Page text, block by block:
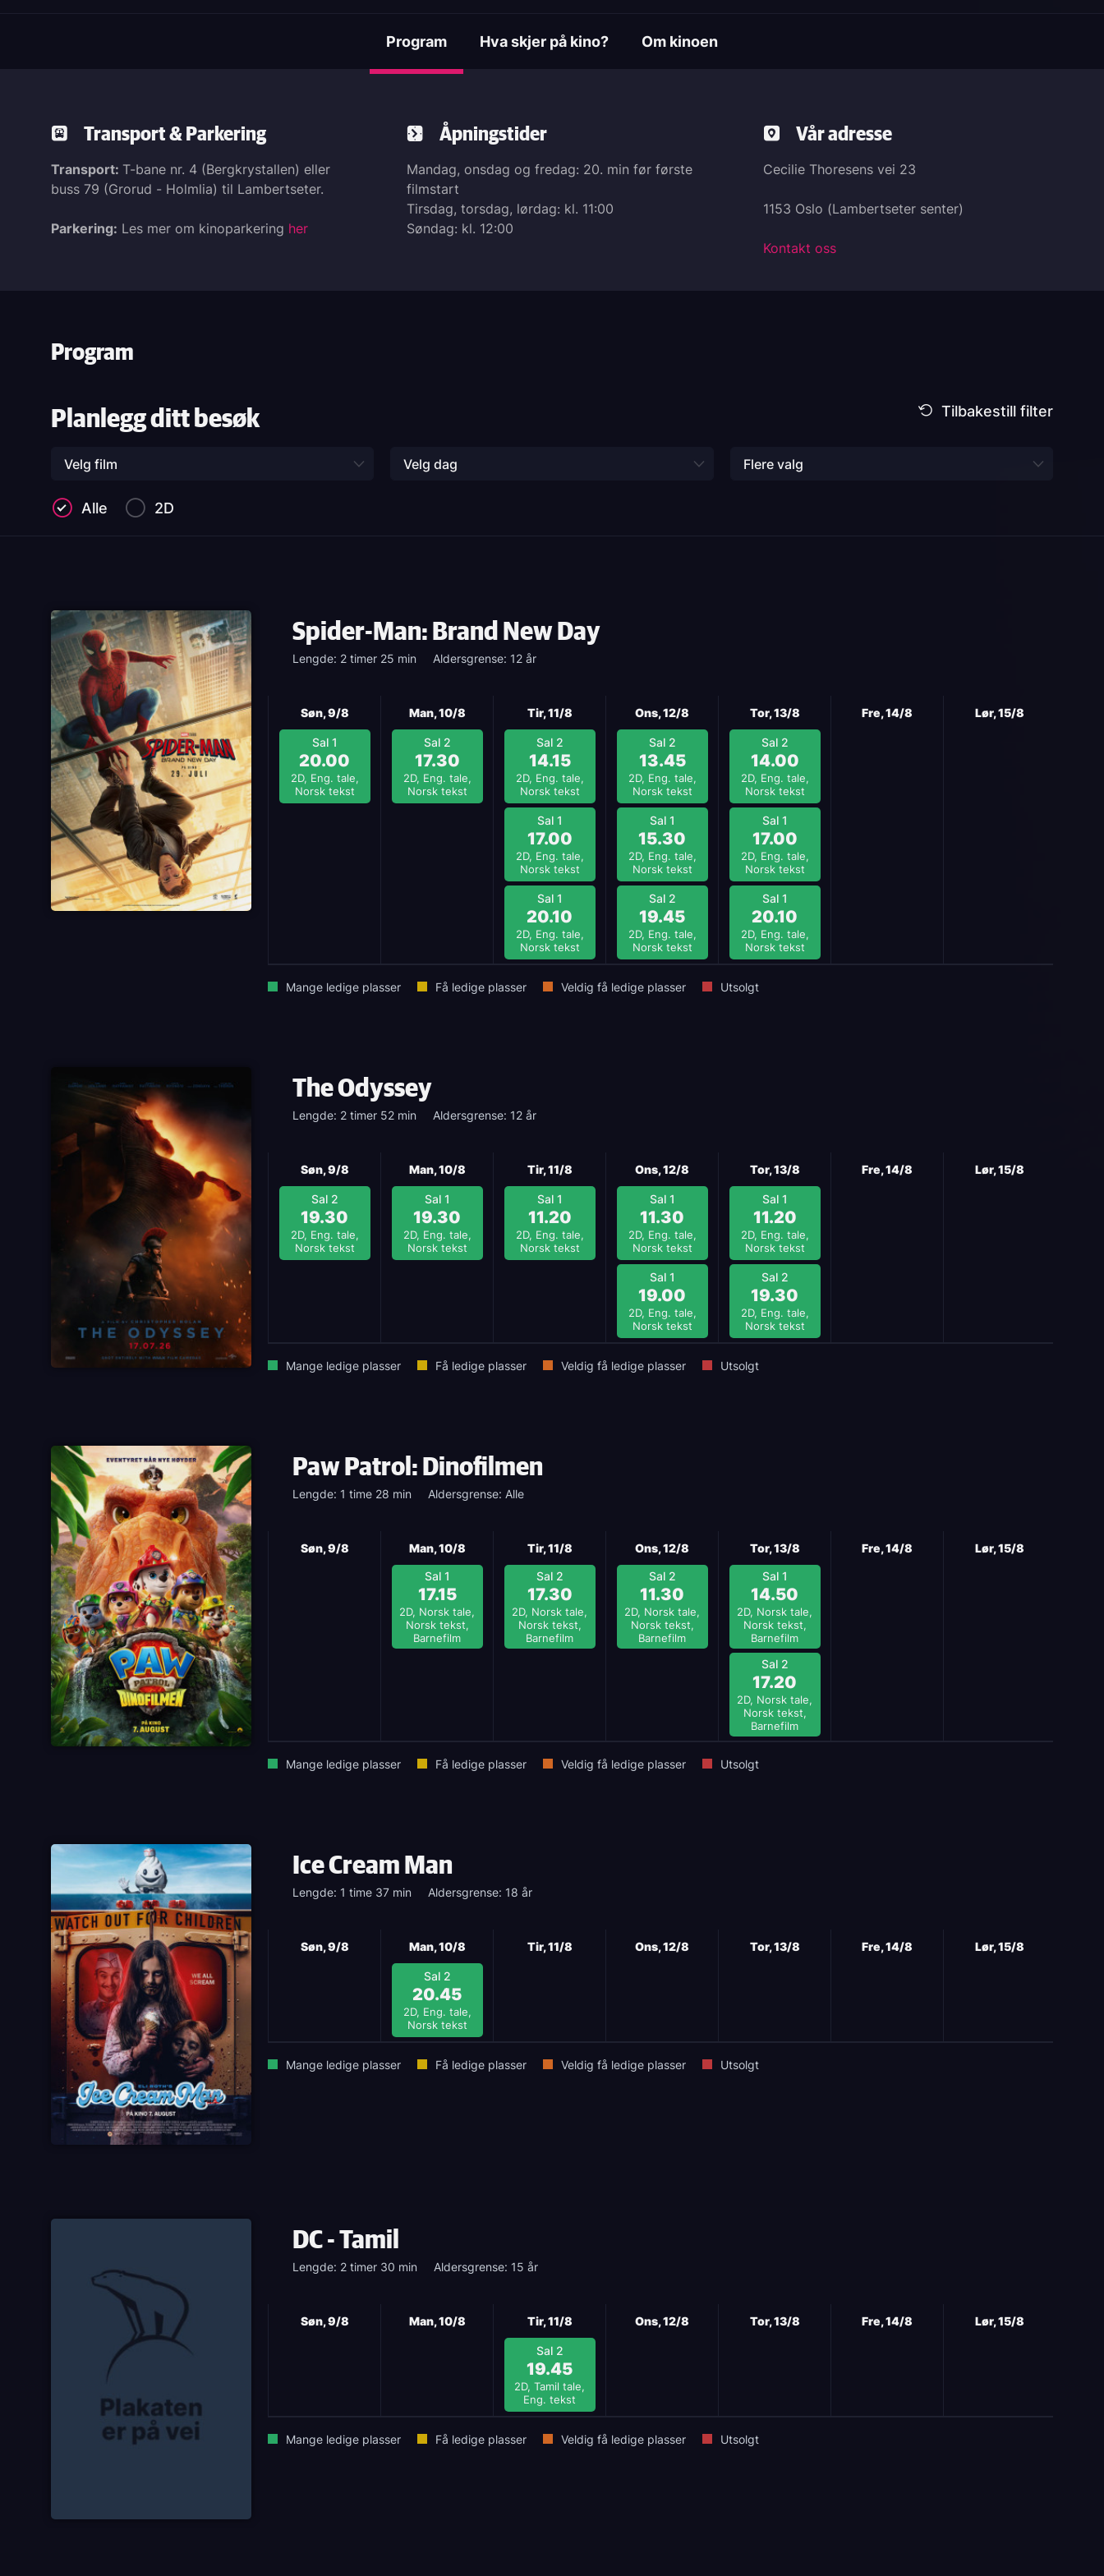
Program
Hva skjer på kino? Om kinoen
Transport & Parkering
Transport: T-bane nr. 4 (Bergkrystallen) eller
buss 79 (Grorud - Holmlia) til Lambertseter.
Parkering: Les mer om kinoparkering her
Åpningstider
Mandag, onsdag og fredag: 20. min før første
filmstart
Tirsdag, torsdag, lørdag: kl. 11:00
Søndag: kl. 12:00
Vår adresse
Cecilie Thoresens vei 23
1153 Oslo (Lambertseter senter)
Kontakt oss
Program
Planlegg ditt besøk
Velg film Velg dag Flere valg
Alle 2D
Spider-Man: Brand New Day
Lengde: 2 timer 25 min Aldersgrense: 12 år
Søn, 9/8
Sal 1
20.00
2D, Eng. tale,
Norsk tekst
Man, 10/8
Sal 2
17.30
2D, Eng. tale,
Norsk tekst
Tir, 11/8
Sal 2
14.15
2D, Eng. tale,
Norsk tekst
Sal 1
17.00
2D, Eng. tale,
Norsk tekst
Sal 1
20.10
2D, Eng. tale,
Norsk tekst
Ons, 12/8
Sal 2
13.45
2D, Eng. tale,
Norsk tekst
Sal 1
15.30
2D, Eng. tale,
Norsk tekst
Sal 2
19.45
2D, Eng. tale,
Norsk tekst
Tor, 13/8
Sal 2
14.00
2D, Eng. tale,
Norsk tekst
Sal 1
17.00
2D, Eng. tale,
Norsk tekst
Sal 1
20.10
2D, Eng. tale,
Norsk tekst
Fre, 14/8 Lør, 15/8
Mange ledige plasser Få ledige plasser Veldig få ledige plasser Utsolgt
The Odyssey
Lengde: 2 timer 52 min Aldersgrense: 12 år
Søn, 9/8
Sal 2
19.30
2D, Eng. tale,
Norsk tekst
Man, 10/8
Sal 1
19.30
2D, Eng. tale,
Norsk tekst
Tir, 11/8
Sal 1
11.20
2D, Eng. tale,
Norsk tekst
Ons, 12/8
Sal 1
11.30
2D, Eng. tale,
Norsk tekst
Sal 1
19.00
2D, Eng. tale,
Norsk tekst
Tor, 13/8
Sal 1
11.20
2D, Eng. tale,
Norsk tekst
Sal 2
19.30
2D, Eng. tale,
Norsk tekst
Fre, 14/8 Lør, 15/8
Mange ledige plasser Få ledige plasser Veldig få ledige plasser Utsolgt
Paw Patrol: Dinofilmen
Lengde: 1 time 28 min Aldersgrense: Alle
Søn, 9/8
Man, 10/8
Sal 1
17.15
2D, Norsk tale,
Norsk tekst,
Barnefilm
Tir, 11/8
Sal 2
17.30
2D, Norsk tale,
Norsk tekst,
Barnefilm
Ons, 12/8
Sal 2
11.30
2D, Norsk tale,
Norsk tekst,
Barnefilm
Tor, 13/8
Sal 1
14.50
2D, Norsk tale,
Norsk tekst,
Barnefilm
Sal 2
17.20
2D, Norsk tale,
Norsk tekst,
Barnefilm
Fre, 14/8 Lør, 15/8
Mange ledige plasser Få ledige plasser Veldig få ledige plasser Utsolgt
Ice Cream Man
Lengde: 1 time 37 min Aldersgrense: 18 år
Søn, 9/8 Man, 10/8
Sal 2
20.45
2D, Eng. tale,
Norsk tekst
Tir, 11/8 Ons, 12/8 Tor, 13/8 Fre, 14/8 Lør, 15/8
Mange ledige plasser Få ledige plasser Veldig få ledige plasser Utsolgt
DC - Tamil
Lengde: 2 timer 30 min Aldersgrense: 15 år
Søn, 9/8 Man, 10/8 Tir, 11/8
Sal 2
19.45
2D, Tamil tale,
Eng. tekst
Ons, 12/8 Tor, 13/8 Fre, 14/8 Lør, 15/8
Mange ledige plasser Få ledige plasser Veldig få ledige plasser Utsolgt